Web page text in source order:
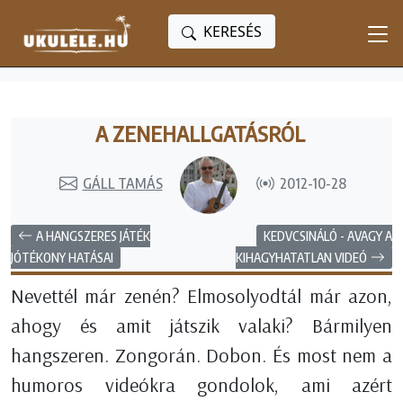
KERESÉS
A ZENEHALLGATÁSRÓL
GÁLL TAMÁS 2012-10-28
A HANGSZERES JÁTÉK
JÓTÉKONY HATÁSAI
KEDVCSINÁLÓ - AVAGY A
KIHAGYHATATLAN VIDEÓ
Nevettél már zenén? Elmosolyodtál már azon,
ahogy és amit játszik valaki? Bármilyen
hangszeren. Zongorán. Dobon. És most nem a
humoros videókra gondolok, ami azért